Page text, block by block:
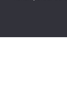
Bu web sitesinde